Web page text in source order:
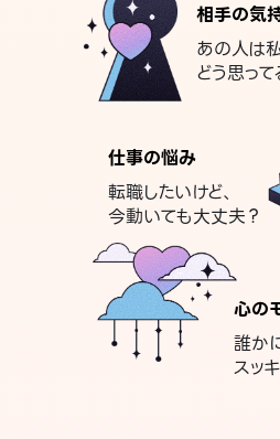
相手の気
あの人は
どう思って
仕事の悩み
転職したいけど、
今動いても大丈夫？
心の
誰か
スッ